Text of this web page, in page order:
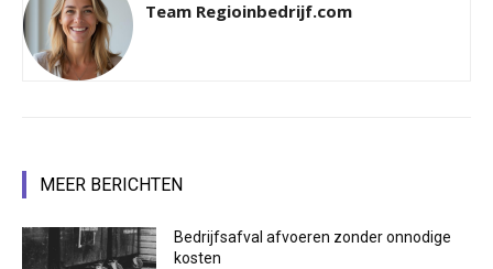
Team Regioinbedrijf.com
MEER BERICHTEN
Bedrijfsafval afvoeren zonder onnodige
kosten